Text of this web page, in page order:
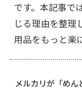
です。本記事で
じる理由を整理
用品をもっと楽
メルカリが「め